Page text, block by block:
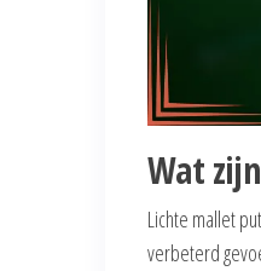
Wat
Lichte mallet
verbeterd